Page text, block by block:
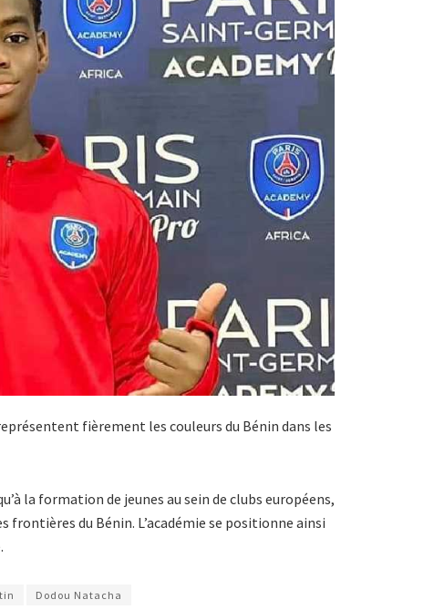
fièrement les couleurs du Bénin dans les
la formation de jeunes au sein de clubs européens,
frontières du Bénin. L’académie se positionne ainsi
Dodou Natacha